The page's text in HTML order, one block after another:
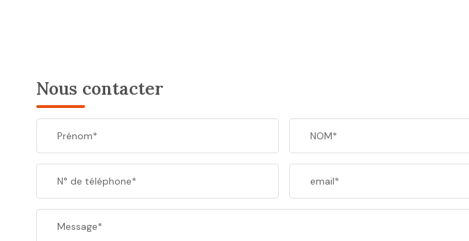
Nous contacter
Prénom* NOM*
N° de téléphone* email*
Message*